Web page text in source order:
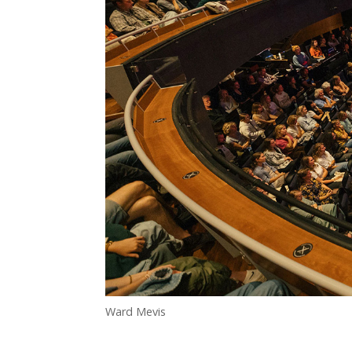
Ward Mevis